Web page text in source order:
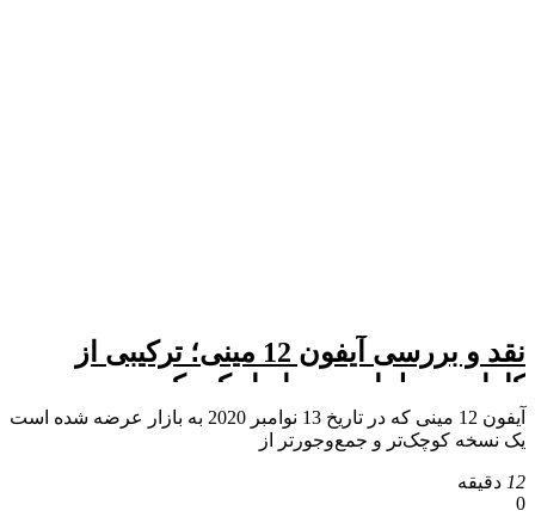
نقد و بررسی آیفون 12 مینی؛ ترکیبی از
کارایی و طراحی در ابعاد کوچک
آیفون 12 مینی که در تاریخ 13 نوامبر 2020 به بازار عرضه شده است
یک نسخه کوچک‌تر و جمع‌وجورتر از
12 دقیقه
0